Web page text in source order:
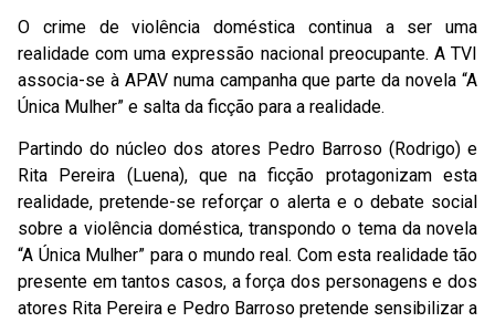
O crime de violência doméstica continua a ser uma
realidade com uma expressão nacional preocupante. A TVI
associa-se à APAV numa campanha que parte da novela “A
Única Mulher” e salta da ficção para a realidade.
Partindo do núcleo dos atores Pedro Barroso (Rodrigo) e
Rita Pereira (Luena), que na ficção protagonizam esta
realidade, pretende-se reforçar o alerta e o debate social
sobre a violência doméstica, transpondo o tema da novela
“A Única Mulher” para o mundo real. Com esta realidade tão
presente em tantos casos, a força dos personagens e dos
atores Rita Pereira e Pedro Barroso pretende sensibilizar a